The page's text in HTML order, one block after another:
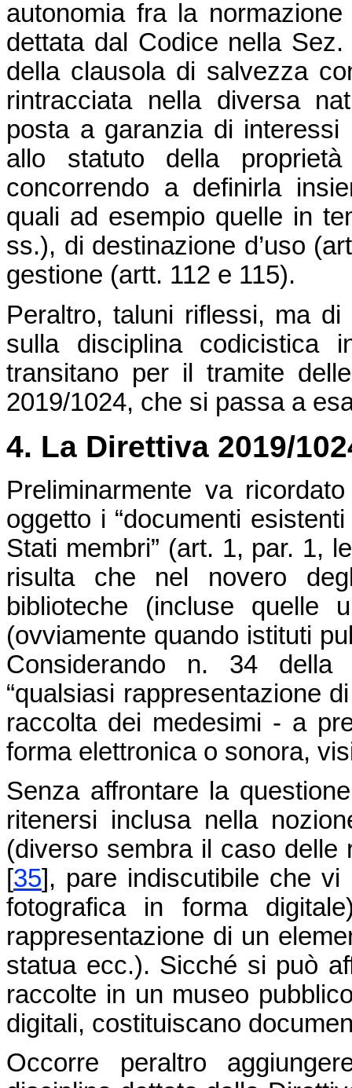
autonomia fra la
dettata dal Codice nella
della clausola di salvezza
rintracciata nella diversa
posta a garanzia di interessi
allo statuto della
concorrendo a definirla
quali ad esempio quelle in
ss.), di destinazione d’uso
gestione (artt. 112 e 115).
Peraltro, taluni riflessi, ma di
sulla disciplina codicistica
transitano per il tramite
2019/1024, che si passa a
4. La Direttiva 2019/
Preliminarmente va
oggetto i “documenti
Stati membri” (art. 1, par. 1,
risulta che nel novero
biblioteche (incluse quelle
(ovviamente quando istituti
Considerando n. 34 della
“qualsiasi rappresentazione
raccolta dei medesimi - a
forma elettronica o sonora,
Senza affrontare la
ritenersi inclusa nella
(diverso sembra il caso delle
[35] , pare indiscutibile che
fotografica in forma
rappresentazione di un
statua ecc.). Sicché si può
raccolte in un museo
digitali, costituiscano
Occorre peraltro